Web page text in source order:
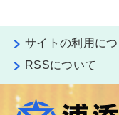
サイトの利用に
RSSについて